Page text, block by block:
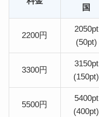
国
2200円
2050pt
(50pt)
3300円
3150pt
(150pt)
5500円
5400pt
(400pt)